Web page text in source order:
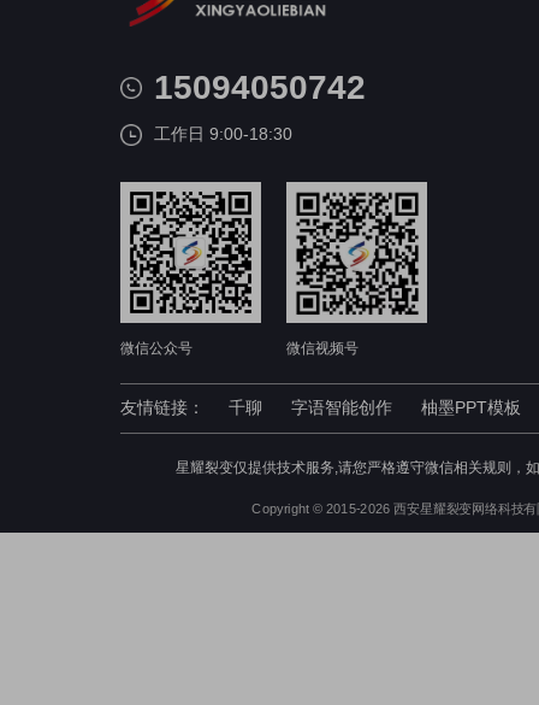
15094050742
工作日 9:00-18:30
微信公众号 微信视频号
友情链接： 千聊 字语智能创作 柚墨PPT模板
星耀裂变仅提供技术服务,请您严格遵守微信相关规则，
Copyright © 2015-2026 西安星耀裂变网络科技